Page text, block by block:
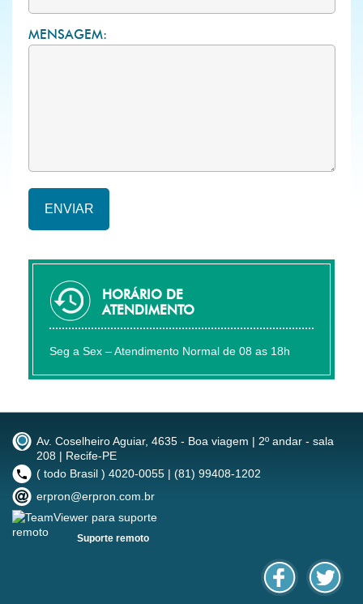
MENSAGEM:
HORÁRIO DE
ATENDIMENTO
Seg a Sex – Atendimento Normal de 08 as 18h
Av. Coselheiro Aguiar, 4635 - Boa viagem | 2º andar - sala
208 | Recife-PE
( todo Brasil ) 4020-0055 | (81) 99408-1202
erpron@erpron.com.br
Suporte remoto
Facebook Twitter